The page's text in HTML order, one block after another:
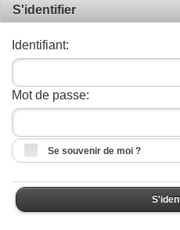
S'identifier
Identifiant:
Mot de passe:
Se souvenir de moi ?